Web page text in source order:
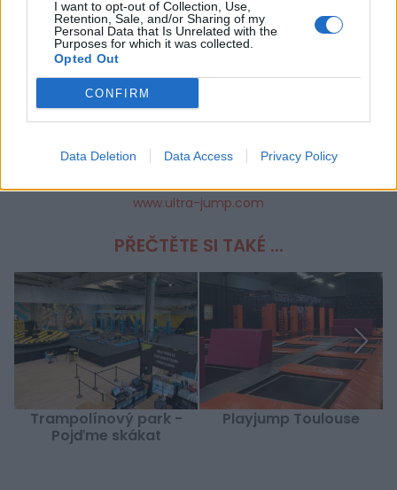
I want to opt-out of Collection, Use,
Retention, Sale, and/or Sharing of my
Personal Data that Is Unrelated with the
Purposes for which it was collected.
Opted Out
CONFIRM
Data Deletion Data Access Privacy Policy
UŽITEČNÉ INFORMACE
Z 3. leden 2020 Na 10. leden 2026
CENY
1h30 : €15
OFICIÁLNÍ STRÁNKA
www.ultra-jump.com
PŘEČTĚTE SI TAKÉ ...
Trampolínový park -
Pojďme skákat
Playjump Toulouse